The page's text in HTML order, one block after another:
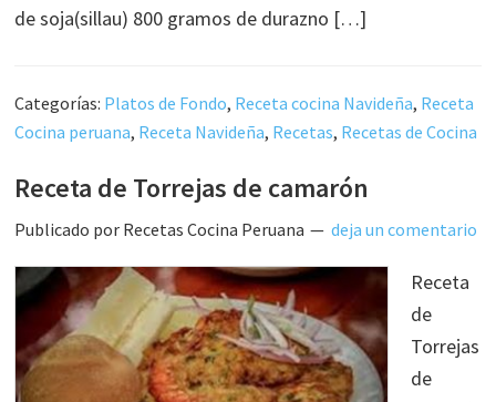
de soja(sillau) 800 gramos de durazno […]
Categorías: Platos de Fondo, Receta cocina Navideña, Receta
Cocina peruana, Receta Navideña, Recetas, Recetas de Cocina
Receta de Torrejas de camarón
Publicado por Recetas Cocina Peruana deja un comentario
Receta
de
Torrejas
de